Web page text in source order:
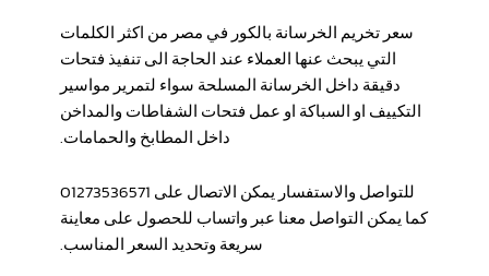
سعر تخريم الخرسانة بالكور في مصر من اكثر الكلمات
التي يبحث عنها العملاء عند الحاجة الى تنفيذ فتحات
دقيقة داخل الخرسانة المسلحة سواء لتمرير مواسير
التكييف او السباكة او عمل فتحات الشفاطات والمداخن
داخل المطابخ والحمامات.
للتواصل والاستفسار يمكن الاتصال على 01273536571
كما يمكن التواصل معنا عبر واتساب للحصول على معاينة
سريعة وتحديد السعر المناسب.